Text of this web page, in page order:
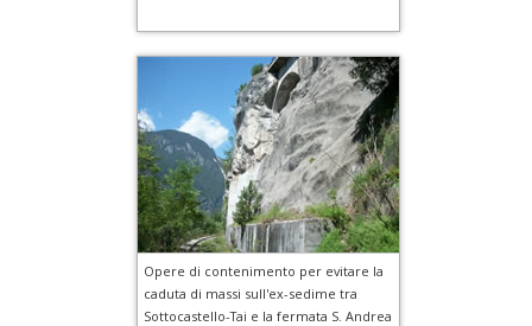
Opere di contenimento per evitare la
caduta di massi sull'ex-sedime tra
Sottocastello-Tai e la fermata S. Andrea